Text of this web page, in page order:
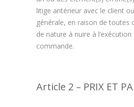
litige antérieur avec le client
générale, en raison de toutes
de nature à nuire à l’exécution
commande.
Article 2 – PRIX ET